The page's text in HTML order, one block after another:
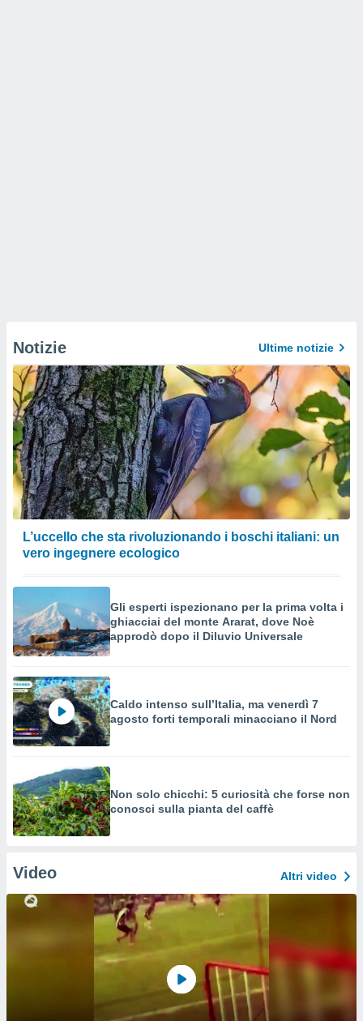
Notizie Ultime notizie
L’uccello che sta rivoluzionando i boschi italiani: un
vero ingegnere ecologico
Gli esperti ispezionano per la prima volta i
ghiacciai del monte Ararat, dove Noè
approdò dopo il Diluvio Universale
Caldo intenso sull’Italia, ma venerdì 7
agosto forti temporali minacciano il Nord
Non solo chicchi: 5 curiosità che forse non
conosci sulla pianta del caffè
Video Altri video